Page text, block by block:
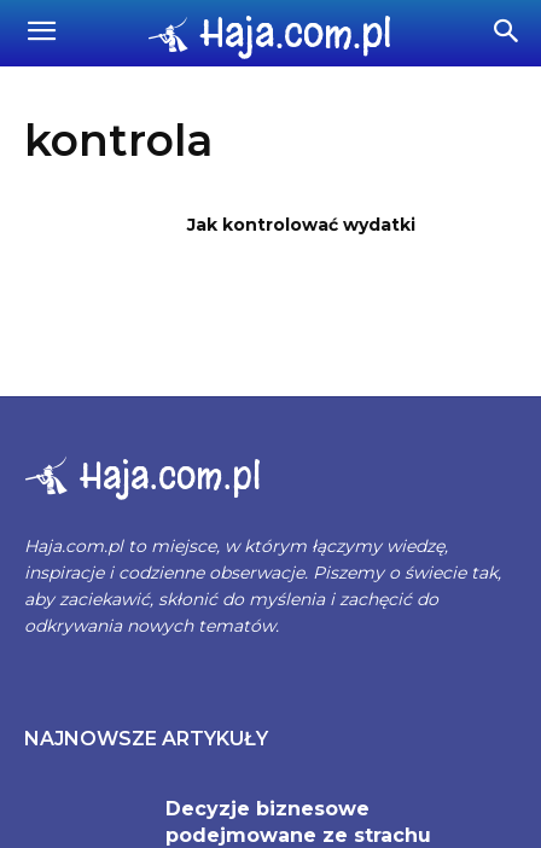
Haja.com.pl
kontrola
Jak kontrolować wydatki
Haja.com.pl
Haja.com.pl to miejsce, w którym łączymy wiedzę,
inspiracje i codzienne obserwacje. Piszemy o świecie tak,
aby zaciekawić, skłonić do myślenia i zachęcić do
odkrywania nowych tematów.
NAJNOWSZE ARTYKUŁY
Decyzje biznesowe
podejmowane ze strachu